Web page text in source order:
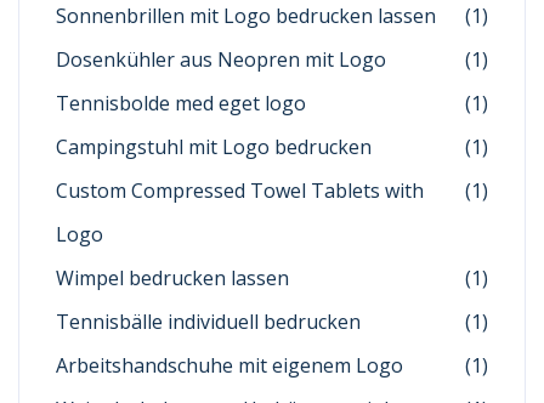
Sonnenbrillen mit Logo bedrucken lassen
(1)
Dosenkühler aus Neopren mit Logo
(1)
Tennisbolde med eget logo
(1)
Campingstuhl mit Logo bedrucken
(1)
Custom Compressed Towel Tablets with
Logo
(1)
Wimpel bedrucken lassen
(1)
Tennisbälle individuell bedrucken
(1)
Arbeitshandschuhe mit eigenem Logo
(1)